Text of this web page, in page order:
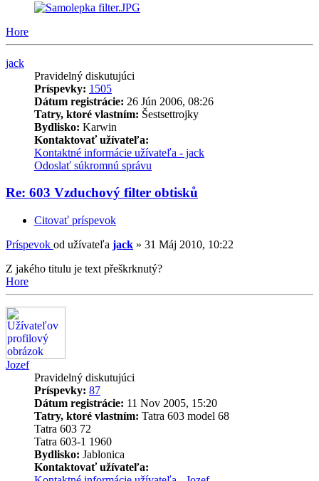
Hore
jack
Pravidelný diskutujúci
Príspevky: 1505
Dátum registrácie: 26 Jún 2006, 08:26
Tatry, ktoré vlastním: Šestsettrojky
Bydlisko: Karwin
Kontaktovať užívateľa:
Kontaktné informácie užívateľa - jack
Odoslať súkromnú správu
Re: 603 Vzduchový filter obtisků
Citovať príspevok
Príspevok od užívateľa jack » 31 Máj 2010, 10:22
Z jakého titulu je text přeškrknutý?
Hore
Jozef
Pravidelný diskutujúci
Príspevky: 87
Dátum registrácie: 11 Nov 2005, 15:20
Tatry, ktoré vlastním: Tatra 603 model 68
Tatra 603 72
Tatra 603-1 1960
Bydlisko: Jablonica
Kontaktovať užívateľa: